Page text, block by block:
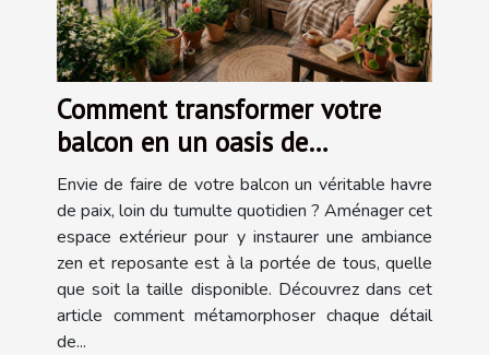
Comment transformer votre
balcon en un oasis de
tranquillité?
Envie de faire de votre balcon un véritable havre
de paix, loin du tumulte quotidien ? Aménager cet
espace extérieur pour y instaurer une ambiance
zen et reposante est à la portée de tous, quelle
que soit la taille disponible. Découvrez dans cet
article comment métamorphoser chaque détail
de...